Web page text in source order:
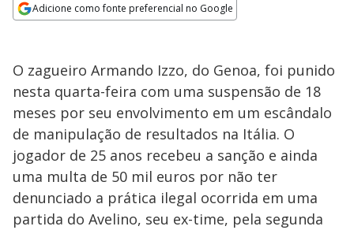
Adicione como fonte preferencial no Google
O zagueiro Armando Izzo, do Genoa, foi punido
nesta quarta-feira com uma suspensão de 18
meses por seu envolvimento em um escândalo
de manipulação de resultados na Itália. O
jogador de 25 anos recebeu a sanção e ainda
uma multa de 50 mil euros por não ter
denunciado a prática ilegal ocorrida em uma
partida do Avelino, seu ex-time, pela segunda